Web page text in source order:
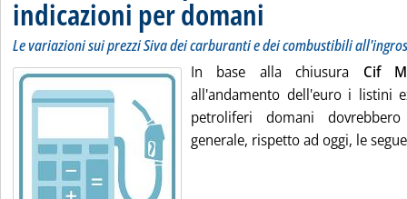
indicazioni per domani
Le variazioni sui prezzi Siva dei carburanti e dei combustibili
In base alla chiusura Cif
all'andamento dell'euro i listini
petroliferi domani
generale, rispetto ad oggi, le